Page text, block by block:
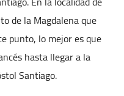
de la Magdalena que
punto, lo mejor es que
hasta llegar a la
Santiago.